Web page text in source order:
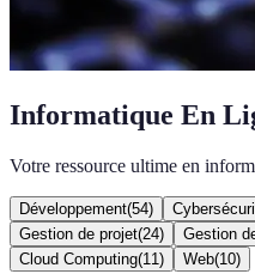
Informatique En
Votre ressource ultime en
Développement(54)
Gestion de projet(24) Gestion
Cloud Computing(11 ) Web(10)